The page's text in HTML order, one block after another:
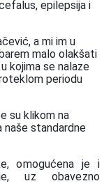
epilepsija i
a mi im u
malo olakšati
kojima se nalaze
periodu
su klikom na
naše standardne
omogućena je i
uz obavezno